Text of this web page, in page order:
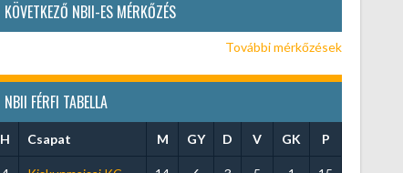
KÖVETKEZŐ NBII-ES MÉRKŐZÉS
További mérkőzések
NBII FÉRFI TABELLA
H Csapat M GY D V GK P